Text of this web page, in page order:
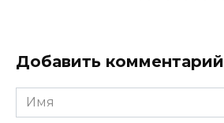
Добавить комментарий
Имя
*